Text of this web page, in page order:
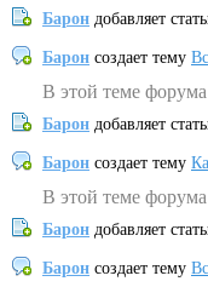
Барон добавляет
Барон создает тему
В этой теме
Барон добавляет
Барон создает тему
В этой теме
Барон добавляет
Барон создает тему